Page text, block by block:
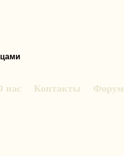
нас Контакты Форум